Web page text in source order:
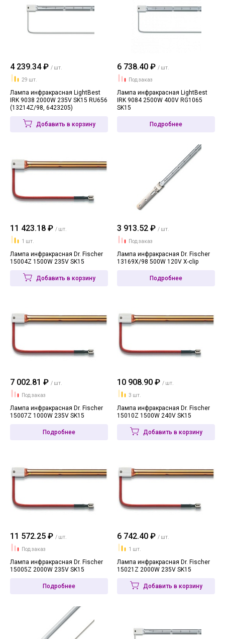
4 239.34 ₽ / шт.
29 шт.
Лампа инфракрасная LightBest
IRK 9038 2000W 235V SK15 RU656
(13214Z/98, 6423205)
Добавить в корзину
6 738.40 ₽ / шт.
Под заказ
Лампа инфракрасная LightBest
IRK 9084 2500W 400V RG1065
SK15
Подробнее
11 423.18 ₽ / шт.
1 шт.
Лампа инфракрасная Dr. Fischer
15004Z 1500W 235V SK15
Добавить в корзину
3 913.52 ₽ / шт.
Под заказ
Лампа инфракрасная Dr. Fischer
13169X/98 500W 120V X-clip
Подробнее
7 002.81 ₽ / шт.
Под заказ
Лампа инфракрасная Dr. Fischer
15007Z 1000W 235V SK15
Подробнее
10 908.90 ₽ / шт.
3 шт.
Лампа инфракрасная Dr. Fischer
15010Z 1500W 240V SK15
Добавить в корзину
11 572.25 ₽ / шт.
Под заказ
Лампа инфракрасная Dr. Fischer
15005Z 2000W 235V SK15
Подробнее
6 742.40 ₽ / шт.
1 шт.
Лампа инфракрасная Dr. Fischer
15021Z 2000W 235V SK15
Добавить в корзину